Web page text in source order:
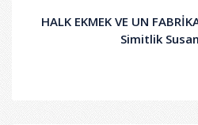
HALK EKMEK VE UN
Simitlik